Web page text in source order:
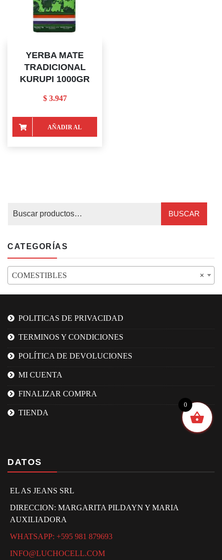
YERBA MATE
TRADICIONAL
KURUPI 1000GR
$3.947
AÑADIR AL
BUSCAR
CATEGORÍAS
×
COMESTIBLES
POLITICAS DE PRIVACIDAD
TERMINOS Y CONDICIONES
POLÍTICA DE DEVOLUCIONES
MI CUENTA
FINALIZAR COMPRA
TIENDA
DATOS
EL AS JEANS SRL
DIRECCION: MARGARITA PILDAYN Y MARIA
AUXILIADORA
WHATSAPP: +595 981 879693
INFO@LUCHOCELL.COM
0